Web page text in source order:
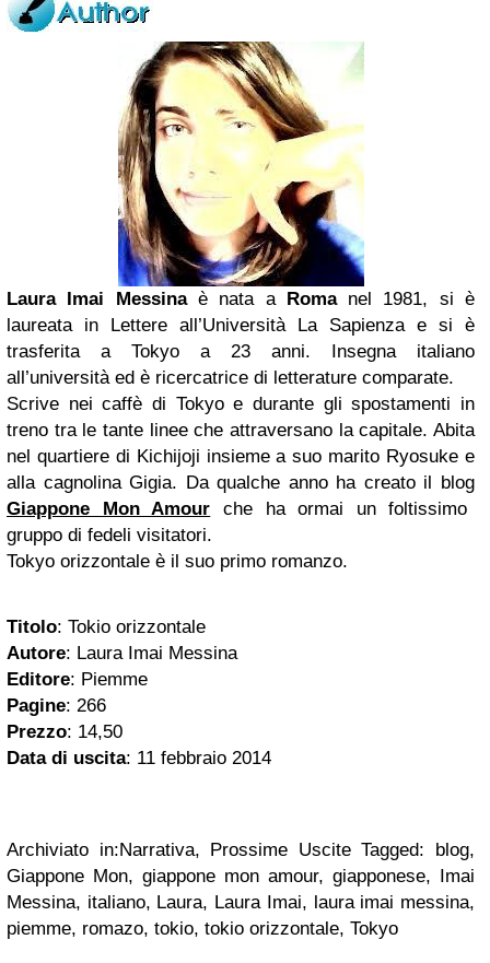
Laura Imai Messinaè nata a Romanel 1981, si è
laureata in Lettere all’Università La Sapienza e si è
trasferita a Tokyo a 23 anni. Insegna italiano
all’università ed è ricercatrice di letterature comparate.
Scrive nei caffè di Tokyo e durante gli spostamenti in
treno tra le tante linee che attraversano la capitale. Abita
nel quartiere di Kichijoji insieme a suo marito Ryosuke e
alla cagnolina Gigia. Da qualche anno ha creato il blog
Giappone Mon Amour che ha ormai un foltissimo
gruppo di fedeli visitatori.
Tokyo orizzontale è il suo primo romanzo.
Titolo: Tokio orizzontale
Autore: Laura Imai Messina
Editore: Piemme
Pagine: 266
Prezzo: 14,50
Data di uscita: 11 febbraio 2014
Archiviato in:Narrativa, Prossime Uscite Tagged: blog,
Giappone Mon, giappone mon amour, giapponese, Imai
Messina, italiano, Laura, Laura Imai, laura imai messina,
piemme, romazo, tokio, tokio orizzontale, Tokyo